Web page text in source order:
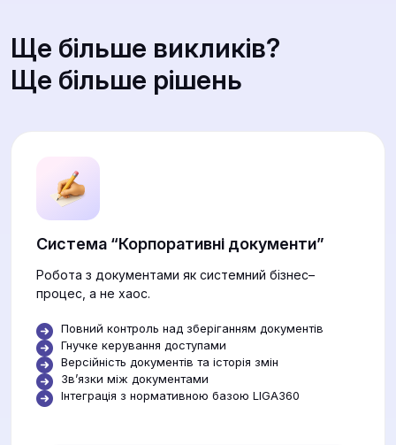
Ще більше викликів?
Ще більше рішень
Система “Корпоративні документи”
Робота з документами як системний бізнес–
процес, а не хаос.
Повний контроль над зберіганням документів
Гнучке керування доступами
Версійність документів та історія змін
Звʼязки між документами
Інтеграція з нормативною базою LIGA360